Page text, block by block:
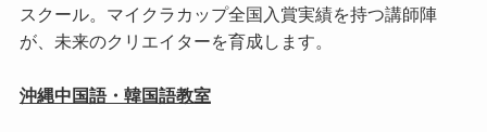
スクール。マイクラカップ全国入賞実績を持つ講師陣
が、未来のクリエイターを育成します。
沖縄中国語・韓国語教室